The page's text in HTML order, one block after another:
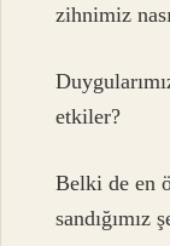
zihnimiz
etkiler?
Belki de en
sandığımız